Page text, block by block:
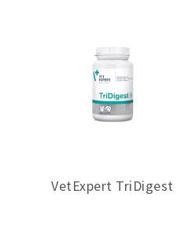
VetExpert TriDigest